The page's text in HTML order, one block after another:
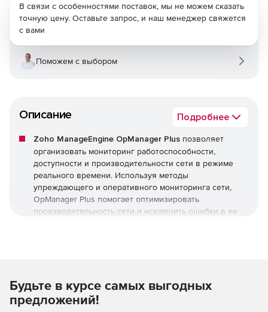
Описание Подробнее
Zoho ManageEngine OpManager Plus позволяет
организовать мониторинг работоспособности,
доступности и производительности сети в режиме
реального времени. Используя методы
упреждающего и оперативного мониторинга сети,
OpManager Plus помогает оптимизировать
производительность сети и исключить ошибки в ее
также их состояния, включая следующее:
Потери пакетов.
В связи с особенностями поставок, мы не можем сказать
точную цену. Оставьте запрос, и наш менеджер свяжется
с вами
Поможем с выбором
Будьте в курсе самых выгодных
предложений!